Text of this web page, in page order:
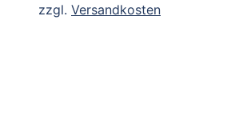
zzgl. Versandkosten